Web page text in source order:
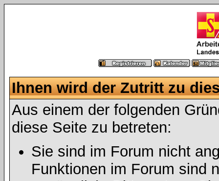
Ihnen wird der Zutritt zu
Aus einem der folgenden
diese Seite zu betreten:
Sie sind im Forum nicht
Funktionen im Forum sind